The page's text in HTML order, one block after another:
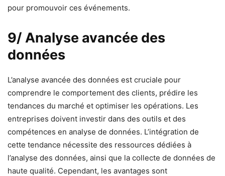
pour promouvoir ces événements.
9/ Analyse avancée des
données
L’analyse avancée des données est cruciale pour
comprendre le comportement des clients, prédire les
tendances du marché et optimiser les opérations. Les
entreprises doivent investir dans des outils et des
compétences en analyse de données. L’intégration de
cette tendance nécessite des ressources dédiées à
l’analyse des données, ainsi que la collecte de données de
haute qualité. Cependant, les avantages sont